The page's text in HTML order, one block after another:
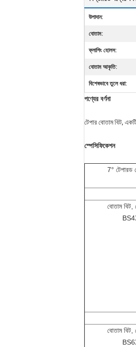
উপাদান:
বোতাম:
ফ্লাশিং হোলস:
বোতাম আকৃতি:
বিশেষভাবে তুলে ধরা:
পণ্যের বর্ণনা
টেপার বোতাম বিট,
স্পেসিফিকেশন
7° টেপারড
বোতাম বিট,
বোতাম বিট,